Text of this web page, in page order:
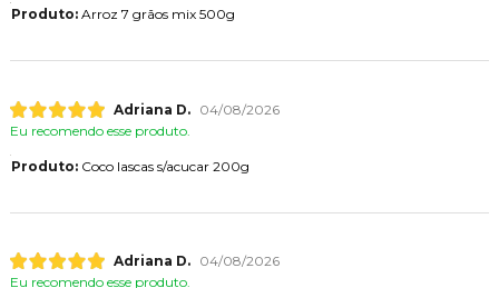
Produto:Arroz 7 grãos mix 500g
Adriana D.
04/08/2026
Eu recomendo esse produto.
Produto:Coco lascas s/acucar 200g
Adriana D.
04/08/2026
Eu recomendo esse produto.